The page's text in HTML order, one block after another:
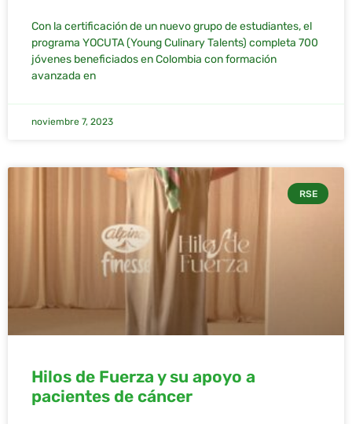
Con la certificación de un nuevo grupo de estudiantes, el
programa YOCUTA (Young Culinary Talents) completa 700
jóvenes beneficiados en Colombia con formación
avanzada en
noviembre 7, 2023
RSE
Hilos de Fuerza y su apoyo a
pacientes de cáncer